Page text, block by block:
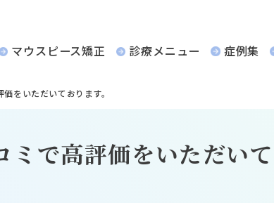
マウスピース矯正 診療メニュー 症例集
をいただいております。
で高評価をいただいて